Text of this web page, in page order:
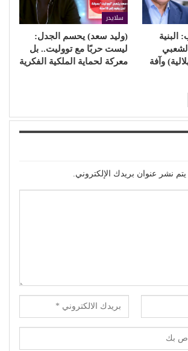
البنية
الشعبي
وآفة
سلايدر
(وليد سعد) يحسم الجدل:
ليست حربًا مع تووليت.. بل
معركة لحماية الملكية الفكرية
نشر عنوان بريدك الإلكتروني.